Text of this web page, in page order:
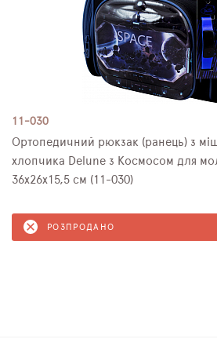
11-030
Ортопедичний рюкзак (ранець) з
хлопчика Delune з Космосом для
36х26х15,5 см (11-030)
РОЗПРОДАНО